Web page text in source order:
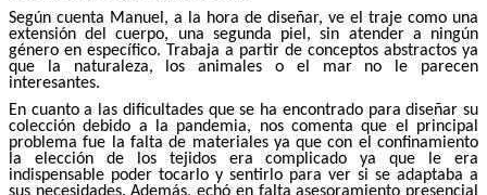
Según cuenta Manuel, a la hora de diseñar, ve el traje como una
extensión del cuerpo, una segunda piel, sin atender a ningún
género en específico. Trabaja a partir de conceptos abstractos ya
que la naturaleza, los animales o el mar no le parecen
interesantes.
En cuanto a las dificultades que se ha encontrado para diseñar su
colección debido a la pandemia, nos comenta que el principal
problema fue la falta de materiales ya que con el confinamiento
la elección de los tejidos era complicado ya que le era
indispensable poder tocarlo y sentirlo para ver si se adaptaba a